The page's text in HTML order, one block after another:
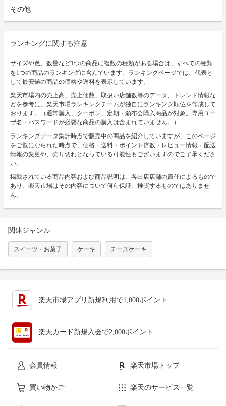
その他
ランキングに関する注意
サイズや色、数量など1つの商品に複数の種類がある場合は、すべての種類
を1つの商品のランキングに含んでいます。ランキングページでは、代表と
して最安値の商品の価格や送料を表示しています。
楽天市場内の売上高、売上個数、取扱い店舗数等のデータ、トレンド情報な
どを参考に、楽天市場ランキングチームが独自にランキング順位を作成して
おります。（通常購入、クーポン、定期・頒布会購入商品が対象。専用ユー
ザ名・パスワードが必要な商品の購入は含まれていません。）
ランキングデータ集計時点で販売中の商品を紹介していますが、このページ
をご覧になられた時点で、価格・送料・ポイント倍数・レビュー情報・配送
情報の変更や、売り切れとなっている可能性もございますのでご了承くださ
い。
掲載されている商品内容および商品説明は、各出店店舗の責任によるもので
あり、楽天市場はその内容について何ら保証、推奨するものではありませ
ん。
関連ジャンル
スイーツ・お菓子 ケーキ チーズケーキ
楽天市場アプリ新規利用で1,000ポイント
楽天カード新規入会で2,000ポイント
会員情報 楽天市場トップ
買い物かご 楽天のサービス一覧